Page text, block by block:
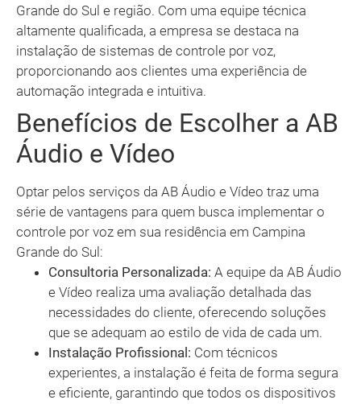
Grande do Sul e região. Com uma equipe técnica
altamente qualificada, a empresa se destaca na
instalação de sistemas de controle por voz,
proporcionando aos clientes uma experiência de
automação integrada e intuitiva.
Benefícios de Escolher a AB
Áudio e Vídeo
Optar pelos serviços da AB Áudio e Vídeo traz uma
série de vantagens para quem busca implementar o
controle por voz em sua residência em Campina
Grande do Sul:
Consultoria Personalizada: A equipe da AB Áudio
e Vídeo realiza uma avaliação detalhada das
necessidades do cliente, oferecendo soluções
que se adequam ao estilo de vida de cada um.
Instalação Profissional: Com técnicos
experientes, a instalação é feita de forma segura
e eficiente, garantindo que todos os dispositivos